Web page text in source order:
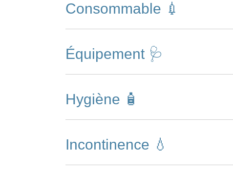
Consommable 💉
Équipement 🩺
Hygiène 🧴
Incontinence 💧